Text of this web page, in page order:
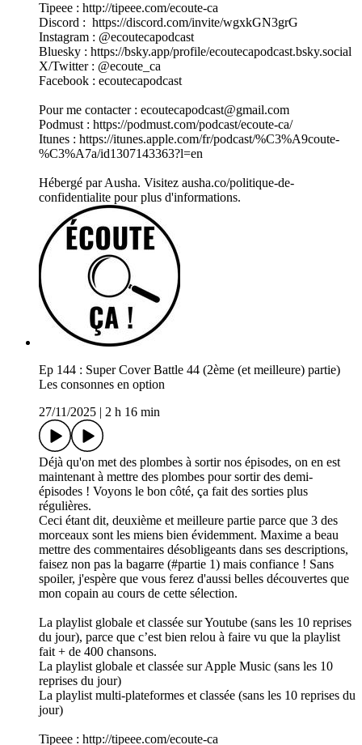
Tipeee : http://tipeee.com/ecoute-ca
Discord : https://discord.com/invite/wgxkGN3grG
Instagram : @ecoutecapodcast
Bluesky : https://bsky.app/profile/ecoutecapodcast.bsky.social
X/Twitter : @ecoute_ca
Facebook : ecoutecapodcast
Pour me contacter : ecoutecapodcast@gmail.com
Podmust : https://podmust.com/podcast/ecoute-ca/
Itunes : https://itunes.apple.com/fr/podcast/%C3%A9coute-
%C3%A7a/id1307143363?l=en
Hébergé par Ausha. Visitez ausha.co/politique-de-
confidentialite pour plus d'informations.
Ep 144 : Super Cover Battle 44 (2ème (et meilleure) partie)
Les consonnes en option
27/11/2025
2 h 16 min
Déjà qu'on met des plombes à sortir nos épisodes, on en est
maintenant à mettre des plombes pour sortir des demi-
épisodes ! Voyons le bon côté, ça fait des sorties plus
régulières.
Ceci étant dit, deuxième et meilleure partie parce que 3 des
morceaux sont les miens bien évidemment. Maxime a beau
mettre des commentaires désobligeants dans ses descriptions,
faisez non pas la bagarre (#partie 1) mais confiance ! Sans
spoiler, j'espère que vous ferez d'aussi belles découvertes que
mon copain au cours de cette sélection.
La playlist globale et classée sur Youtube (sans les 10 reprises
du jour), parce que c’est bien relou à faire vu que la playlist
fait + de 400 chansons.
La playlist globale et classée sur Apple Music (sans les 10
reprises du jour)
La playlist multi-plateformes et classée (sans les 10 reprises du
jour)
Tipeee : http://tipeee.com/ecoute-ca